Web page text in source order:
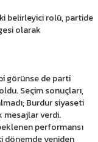
belirleyici rolü, partide
olarak
görünse de parti
Seçim sonuçları,
Burdur siyaseti
mesajlar verdi.
performansı
dönemde yeniden